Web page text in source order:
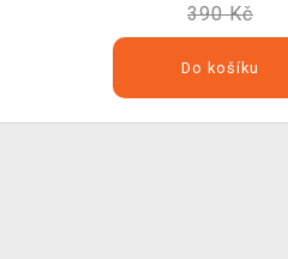
390 Kč
Do košíku